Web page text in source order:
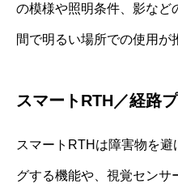
の模様や照明条件、影など
間で明るい場所での使用が
スマートRTH／経路
スマートRTHは障害物を
グする機能や、視覚センサ